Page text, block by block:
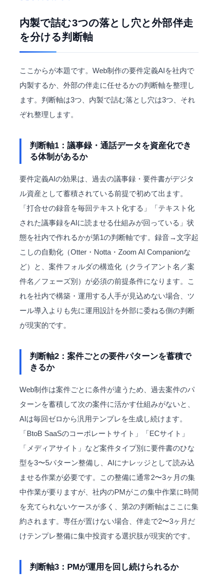
内製で詰む3つの落とし穴と外部伴走
を分ける判断軸
ここからが本題です。Web制作の要件定義AIを社内で
内製するか、外部の伴走に任せるかの判断軸を整理し
ます。判断軸は3つ、内製で詰む落とし穴は3つ、それ
ぞれ整理します。
判断軸1：議事録・通話データを資産化でき
る体制があるか
要件定義AIの効果は、過去の議事録・要件書がデジタ
ル資産として蓄積されている前提で初めて出ます。
「打合せの録音を毎回テキスト化する」「テキスト化
された議事録をAIに読ませる仕組みが回っている」状
態を社内で作れるかが第1の判断軸です。録音→文字起
こしの自動化（Otter・Notta・Zoom AI Companionな
ど）と、案件フォルダの構造化（クライアント名／案
件名／フェーズ別）が必須の前提条件になります。こ
れを社内で構築・運用する人手が見込めない場合、ツ
ール導入よりも先に運用設計を外部に委ねる側の判断
が現実的です。
判断軸2：案件ごとの要件パターンを蓄積で
きるか
Web制作は案件ごとに条件が違うため、過去案件のパ
ターンを蓄積して次の案件に活かす仕組みがないと、
AIは毎回ゼロから汎用テンプレを生成し続けます。
「BtoB SaaSのコーポレートサイト」「ECサイト」
「メディアサイト」など案件タイプ別に要件書のひな
型を3〜5パターン整備し、AIにナレッジとして読み込
ませる作業が必要です。この整備に通常2〜3ヶ月の集
中作業が要りますが、社内のPMがこの集中作業に時間
を充てられないケースが多く、第2の判断軸はここに集
約されます。専任が置けない場合、伴走で2〜3ヶ月だ
けテンプレ整備に集中投資する選択肢が現実的です。
判断軸3：PMが運用を回し続けられるか